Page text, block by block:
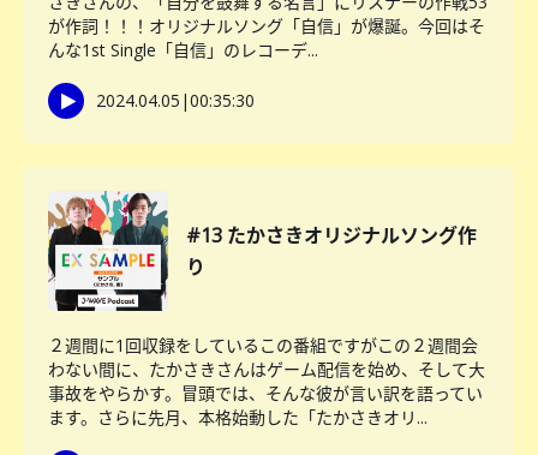
が作詞！！！オリジナルソング「自信」が爆誕。今回はそ
んな1st Single「自信」のレコーデ...
2024.04.05 |00:35:30
#13 たかさきオリジナルソング作
り
２週間に1回収録をしているこの番組ですがこの２週間会
わない間に、たかさきさんはゲーム配信を始め、そして大
事故をやらかす。冒頭では、そんな彼が言い訳を語ってい
ます。さらに先月、本格始動した「たかさきオリ...